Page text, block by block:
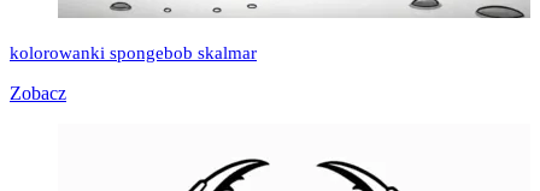
kolorowanki spongebob skalmar
Zobacz